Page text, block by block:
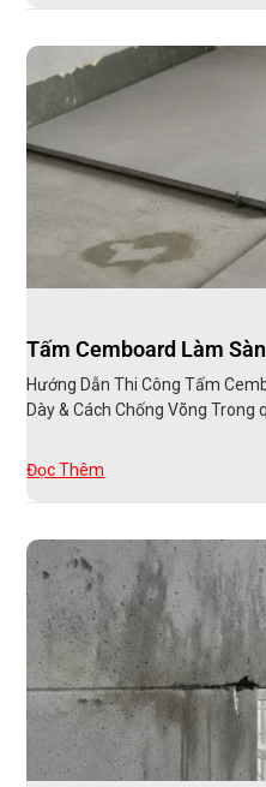
Tấm Cemboard Làm
Hướng Dẫn Thi Công Tấm
Dày & Cách Chống Võng Trong
Đọc Thêm